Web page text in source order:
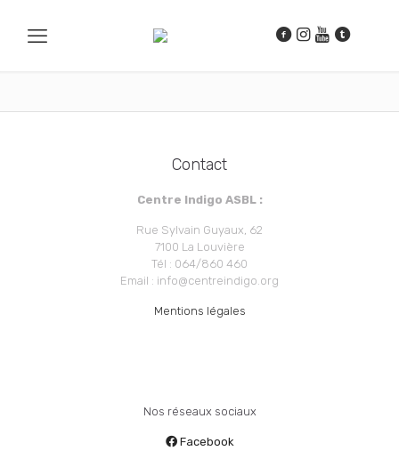
Contact
Centre Indigo ASBL :
Rue Sylvain Guyaux, 62
7100 La Louvière
Tél : 064/860 460
Email : info@centreindigo.org
Mentions légales
Nos réseaux sociaux
Facebook